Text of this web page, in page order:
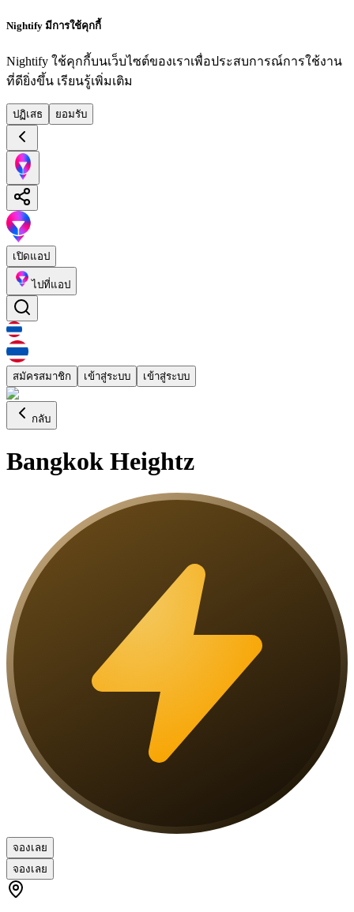
Nightify มีการใช้คุกกี้
Nightify ใช้คุกกี้บนเว็บไซต์ของเราเพื่อประสบการณ์การใช้งาน
ที่ดียิ่งขึ้น เรียนรู้เพิ่มเติม
ปฏิเสธ ยอมรับ
เปิดแอป
ไปที่แอป
สมัครสมาชิก เข้าสู่ระบบ เข้าสู่ระบบ
กลับ
Bangkok Heightz
จองเลย
จองเลย